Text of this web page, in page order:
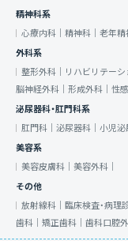
精神科系
心療内科｜ 精神科｜ 老年精
外科系
整形外科｜
リハビリテーシ
脳神経外科｜ 形成外科｜ 性
泌尿器科・肛門科系
肛門科｜ 泌尿器科｜ 小児泌
美容系
美容皮膚科｜ 美容外科｜
その他
放射線科｜ 臨床検査・病理
歯科｜ 矯正歯科｜ 歯科口腔外